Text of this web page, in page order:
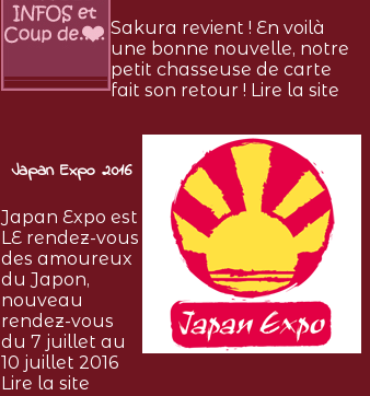
Sakura revient ! En voilà
une bonne nouvelle, notre
petit chasseuse de carte
fait son retour ! Lire la site
Japan Expo 2016
Japan Expo est
LE rendez-vous
des amoureux
du Japon,
nouveau
rendez-vous
du 7 juillet au
10 juillet 2016
Lire la site